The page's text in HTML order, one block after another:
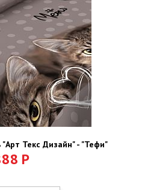
Текс Дизайн" - "Тефи"
Р